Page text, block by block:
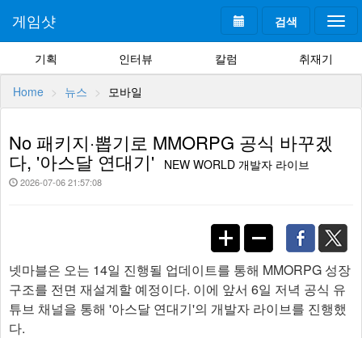
검색
게임샷
기획 인터뷰 칼럼 취재기
Home 뉴스 모바일
No 패키지·뽑기로 MMORPG 공식 바꾸겠
다, '아스달 연대기' NEW WORLD 개발자 라이브
2026-07-06 21:57:08
넷마블은 오는 14일 진행될 업데이트를 통해 MMORPG 성장
구조를 전면 재설계할 예정이다. 이에 앞서 6일 저녁 공식 유
튜브 채널을 통해 '아스달 연대기'의 개발자 라이브를 진행했
다.